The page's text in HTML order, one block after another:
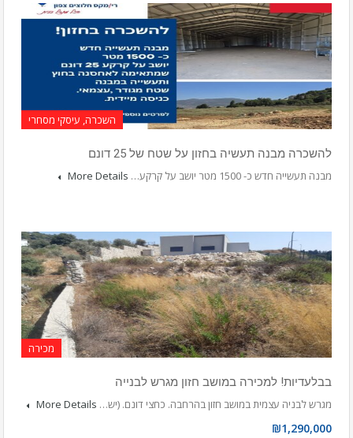
השכרה, עיסקי מסחרי
להשכרה מבנה תעשיה בחזון על שטח של 25 דונם
מבנה תעשייה חדש כ- 1500 מטר יושב על קרקע…
More Details
מכירה
בבלעדיות! למכירה במושב חזון מגרש לבנייה
מגרש לבניה עצמית במושב חזון בהרחבה. כחצי דונם. (יש… More Details
₪1,290,000